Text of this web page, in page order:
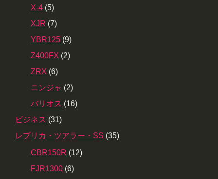
X-4 (5)
XJR (7)
YBR125 (9)
Z400FX (2)
ZRX (6)
ニンジャ (2)
バリオス (16)
ビジネス (31)
レプリカ・ツアラー・SS (35)
CBR150R (12)
FJR1300 (6)